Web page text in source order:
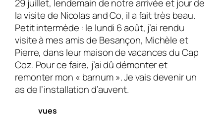
29 juillet, lendemain de notre arrivée et jour de
la visite de Nicolas and Co, il a fait très beau.
Petit intermède : le lundi 6 août, j’ai rendu
visite à mes amis de Besançon, Michèle et
Pierre, dans leur maison de vacances du Cap
Coz. Pour ce faire, j’ai dû démonter et
remonter mon « bar­num ». Je vais devenir un
as de l’installation d’auvent.
vues